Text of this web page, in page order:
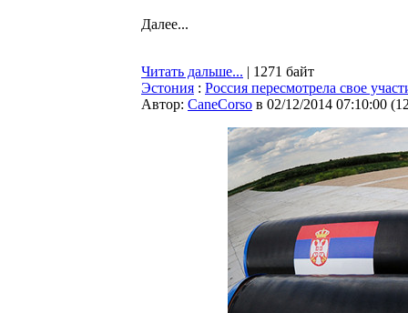
Далее...
Читать дальше... | 1271 байт
Эстония : Россия пересмотрела свое
Автор: CaneCorso в 02/12/2014 07:10:00 (